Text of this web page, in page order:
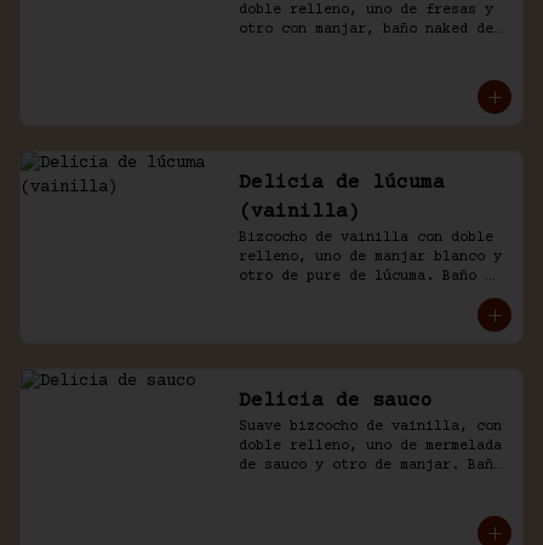
doble relleno, uno de fresas y
otro con manjar, baño naked de
Delicia de lúcuma
(vainilla)
Bizcocho de vainilla con doble
relleno, uno de manjar blanco y
otro de pure de lúcuma. Baño
Delicia de sauco
Suave bizcocho de vainilla, con
doble relleno, uno de mermelada
de sauco y otro de manjar. Baño